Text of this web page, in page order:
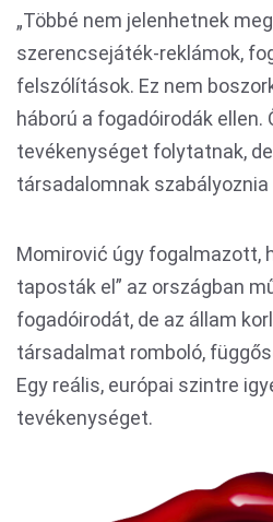
„Többé nem jelenhetnek
szerencsejáték-reklámok,
felszólítások. Ez nem
háború a fogadóirodák ellen.
tevékenységet folytatnak,
társadalomnak szabályoznia
Momirović úgy fogalmazott,
taposták el” az országban
fogadóirodát, de az állam
társadalmat romboló,
Egy reális, európai szintre
tevékenységet.